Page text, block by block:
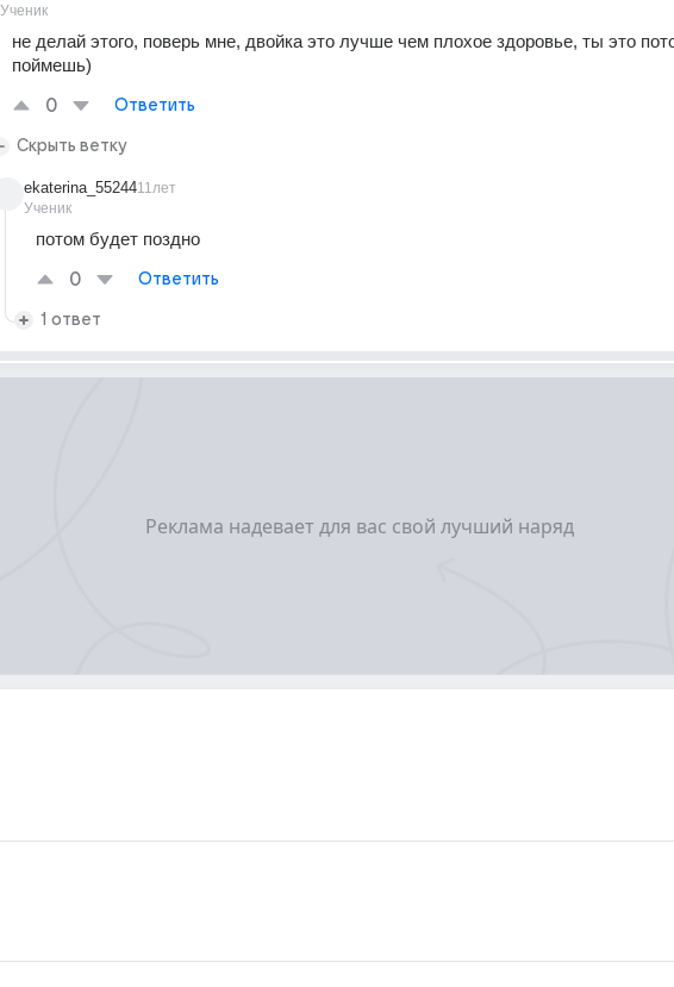
Ученик
не делай этого, поверь мне, двойка это лучше чем плохое здоровье, ты это
поймешь)
0 Ответить
Скрыть ветку
ekaterina_55244
Ученик
11лет
потом будет поздно
0 Ответить
1 ответ